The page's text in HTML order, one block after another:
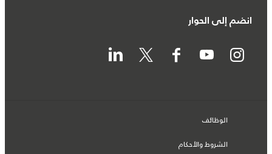
انضم إلى الحوار
الوظائف
الشروط والأحكام